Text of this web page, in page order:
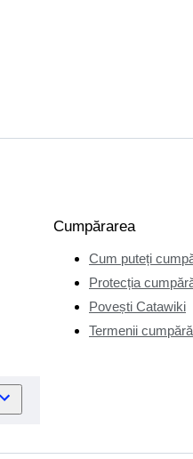
Cumpărarea
Cum puteți
Protecția
Povești Catawiki
Termenii